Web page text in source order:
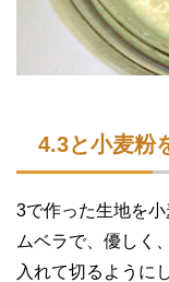
4.3と小麦粉
3で作った生地を
ムベラで、優しく
入れて切るように